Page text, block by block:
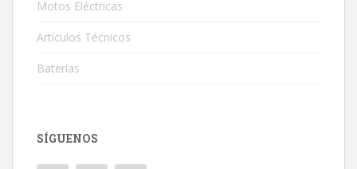
Motos Eléctricas
Artículos Técnicos
Baterías
SÍGUENOS